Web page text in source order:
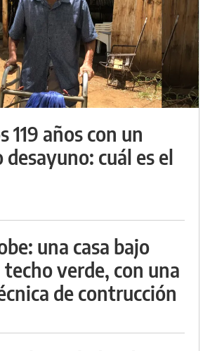
119 años con un
cuál es el
una casa bajo
verde, con una
de contrucción